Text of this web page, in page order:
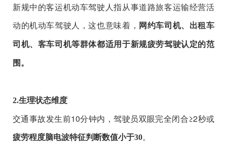
新规中的客运机动车驾驶人指从事道路旅客运输经营活
动的机动车驾驶人，这也意味着， 网约车司机、出租车
司机、客车司机等群体都适用于新规疲劳驾驶认定的范
围。
2.生理状态维度
交通事故发生前10分钟内，驾驶员双眼完全闭合≥2秒或
疲劳程度脑电波特征判断数值小于30。